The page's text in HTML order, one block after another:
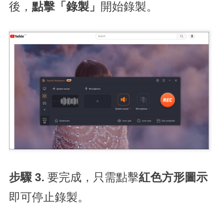
後， 點擊「錄製」 開始錄製。
步驟 3. 要完成，只需點擊紅色方形圖示
即可停止錄製。